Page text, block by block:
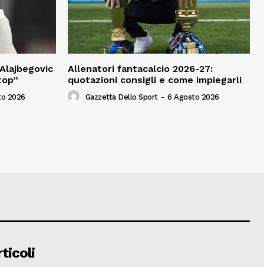
2026
Allenatori fantacalcio 2026-27:
quotazioni consigli e come impiegarli
Gazzetta Dello Sport - 6 Agosto 2026